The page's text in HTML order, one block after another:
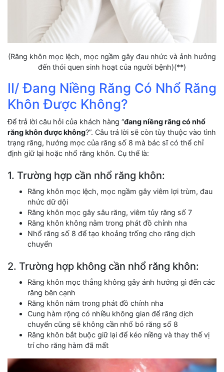
(Răng khôn mọc lệch, mọc ngầm gây đau nhức và ảnh hưởng
đến thói quen sinh hoạt của người bệnh)(**)
II/ Đang Niềng Răng Có Nhổ Răng
Khôn Được Không?
Để trả lời câu hỏi của khách hàng “đang niềng răng có nhổ
răng khôn được không?”. Câu trả lời sẽ còn tùy thuộc vào tình
trạng răng, hướng mọc của răng số 8 mà bác sĩ có thể chỉ
định giữ lại hoặc nhổ răng khôn. Cụ thể là:
1. Trường hợp cần nhổ răng khôn:
Răng khôn mọc lệch, mọc ngầm gây viêm lợi trùm, đau
nhức dữ dội
Răng khôn mọc gây sâu răng, viêm tủy răng số 7
Răng khôn không nằm trong phát đồ chỉnh nha
Nhổ răng số 8 để tạo khoảng trống cho răng dịch
chuyển
2. Trường hợp không cần nhổ răng khôn:
Răng khôn mọc thẳng không gây ảnh hưởng gì đến các
răng bên cạnh
Răng khôn nằm trong phát đồ chỉnh nha
Cung hàm rộng có nhiều không gian để răng dịch
chuyển cũng sẽ không cần nhổ bỏ răng số 8
Răng khôn bắt buộc giữ lại để kéo niềng và thay thế vị
trí cho răng hàm đã mất